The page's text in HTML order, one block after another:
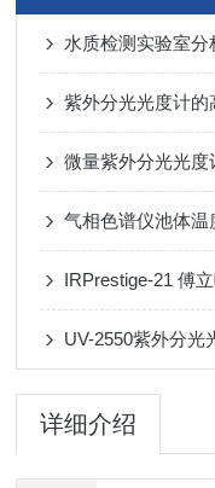
水质检测实验室分
紫外分光光度计的
微量紫外分光光
气相色谱仪池体温
UV-2550紫外分光
详细介绍